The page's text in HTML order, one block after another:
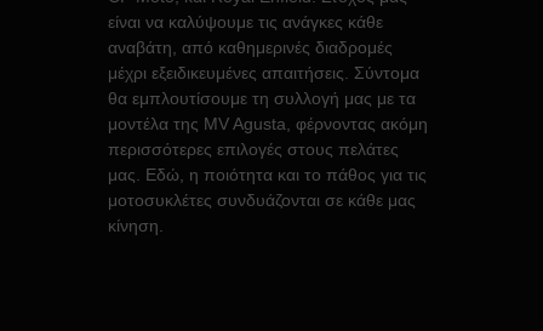
είναι να καλύψουμε τις ανάγκες κάθε
αναβάτη, από καθημερινές διαδρομές
μέχρι εξειδικευμένες απαιτήσεις. Σύντομα
θα εμπλουτίσουμε τη συλλογή μας με τα
μοντέλα της MV Agusta, φέρνοντας ακόμη
περισσότερες επιλογές στους πελάτες
μας. Εδώ, η ποιότητα και το πάθος για τις
μοτοσυκλέτες συνδυάζονται σε κάθε μας
κίνηση.